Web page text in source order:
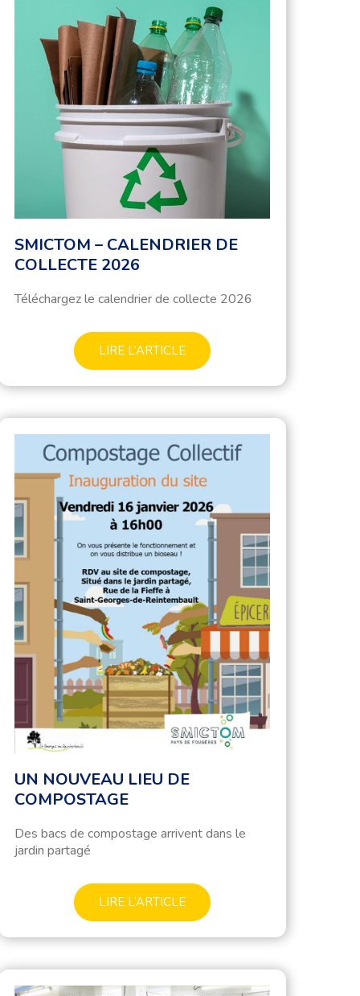
SMICTOM – CALENDRIER DE
COLLECTE 2026
Téléchargez le calendrier de collecte 2026
LIRE L’ARTICLE
UN NOUVEAU LIEU DE
COMPOSTAGE
Des bacs de compostage arrivent dans le
jardin partagé
LIRE L’ARTICLE